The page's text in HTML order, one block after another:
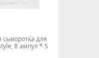
сыворотка для
8 ампул * 5